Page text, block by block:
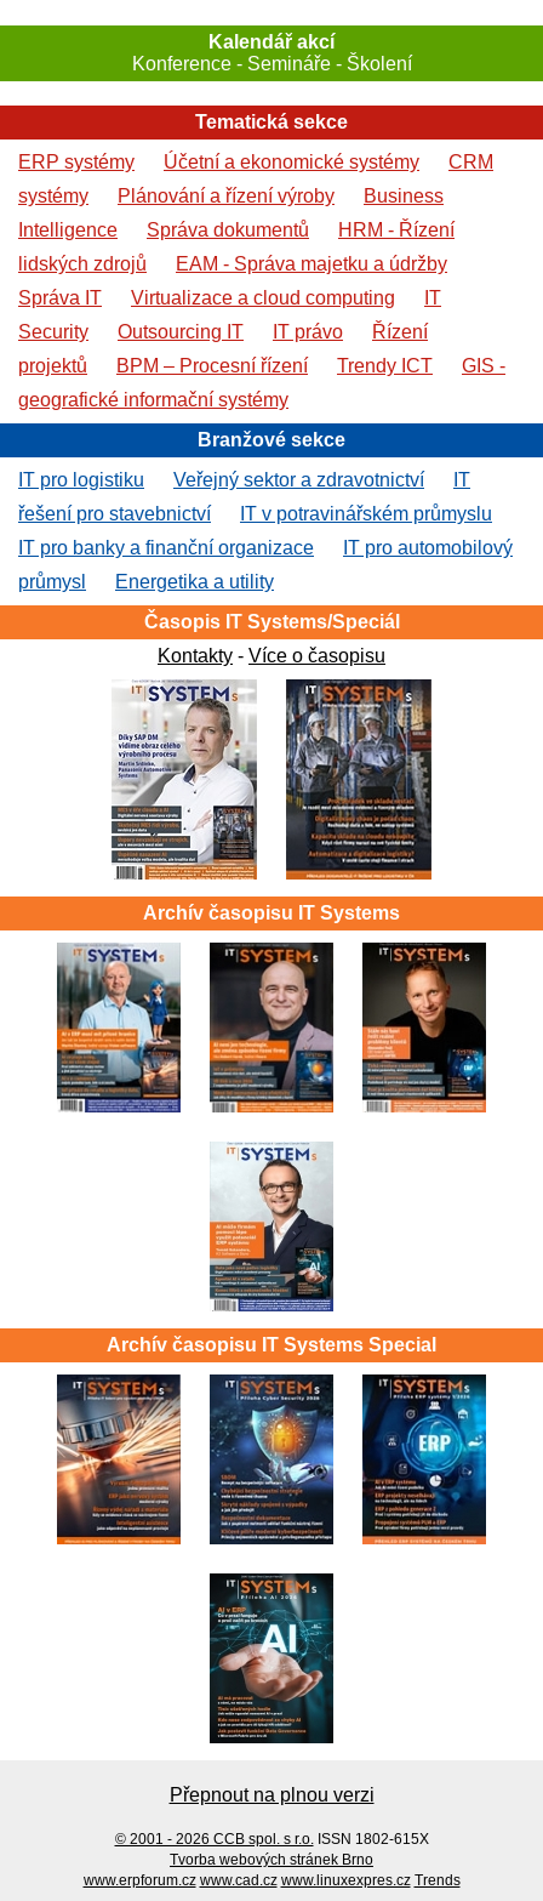
Kalendář akcí
Konference - Semináře - Školení
Tematická sekce
ERP systémy
Účetní a ekonomické systémy
CRM
systémy
Plánování a řízení výroby
Business
Intelligence
Správa dokumentů
HRM - Řízení
lidských zdrojů
EAM - Správa majetku a údržby
Správa IT
Virtualizace a cloud computing
IT
Security
Outsourcing IT IT právo
Řízení
projektů
BPM – Procesní řízení Trendy ICT
GIS -
geografické informační systémy
Branžové sekce
IT pro logistiku
Veřejný sektor a zdravotnictví
IT
řešení pro stavebnictví
IT v potravinářském průmyslu
IT pro banky a finanční organizace
IT pro automobilový
průmysl
Energetika a utility
Časopis IT Systems/Speciál
Kontakty - Více o časopisu
Archív časopisu IT Systems
Archív časopisu IT Systems Special
Přepnout na plnou verzi
© 2001 - 2026 CCB spol. s r.o.ISSN 1802-615X
Tvorba webových stránek Brno
www.erpforum.cz www.cad.cz www.linuxexpres.cz Trends